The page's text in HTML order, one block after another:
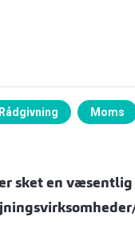
Rådgivning Moms
sket en